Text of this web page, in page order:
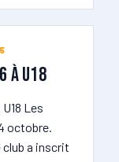
à U18
Les
octobre.
a inscrit